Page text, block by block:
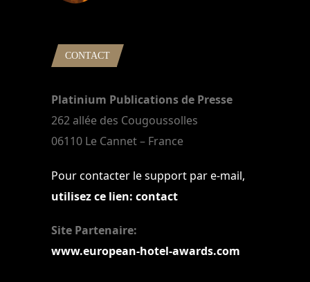
CONTACT
Platinium Publications de Presse
262 allée des Cougoussolles
06110 Le Cannet – France
Pour contacter le support par e-mail,
utilisez ce lien: contact
Site Partenaire:
www.european-hotel-awards.com